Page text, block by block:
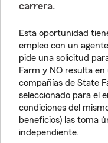
carrera.
Esta oportunidad
empleo con un
pide una solicitud
Farm y NO resulta
compañías de State
seleccionado para el
condiciones del
beneficios) las toma
independiente.